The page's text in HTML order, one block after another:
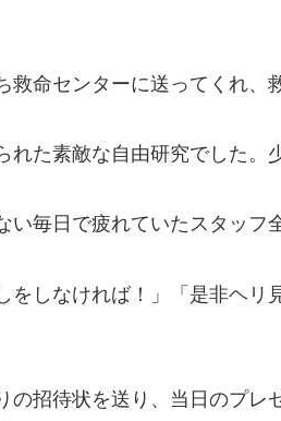
救命センターに送ってくれ、
れた素敵な自由研究でした。
い毎日で疲れていたスタッフ
をしなければ！」「是非ヘ
の招待状を送り、当日のプ